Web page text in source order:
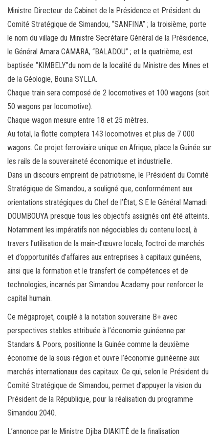
Ministre Directeur de Cabinet de la Présidence et Président du
Comité Stratégique de Simandou, “SANFINA” ; la troisième, porte
le nom du village du Ministre Secrétaire Général de la Présidence,
le Général Amara CAMARA, “BALADOU” ; et la quatrième, est
baptisée “KIMBELY”du nom de la localité du Ministre des Mines et
de la Géologie, Bouna SYLLA.
Chaque train sera composé de 2 locomotives et 100 wagons (soit
50 wagons par locomotive).
Chaque wagon mesure entre 18 et 25 mètres.
Au total, la flotte comptera 143 locomotives et plus de 7 000
wagons. Ce projet ferroviaire unique en Afrique, place la Guinée sur
les rails de la souveraineté économique et industrielle.
Dans un discours empreint de patriotisme, le Président du Comité
Stratégique de Simandou, a souligné que, conformément aux
orientations stratégiques du Chef de l’État, S.E le Général Mamadi
DOUMBOUYA presque tous les objectifs assignés ont été atteints.
Notamment les impératifs non négociables du contenu local, à
travers l’utilisation de la main-d’œuvre locale, l’octroi de marchés
et d’opportunités d’affaires aux entreprises à capitaux guinéens,
ainsi que la formation et le transfert de compétences et de
technologies, incarnés par Simandou Academy pour renforcer le
capital humain.
Ce mégaprojet, couplé à la notation souveraine B+ avec
perspectives stables attribuée à l’économie guinéenne par
Standars & Poors, positionne la Guinée comme la deuxième
économie de la sous-région et ouvre l’économie guinéenne aux
marchés internationaux des capitaux. Ce qui, selon le Président du
Comité Stratégique de Simandou, permet d’appuyer la vision du
Président de la République, pour la réalisation du programme
Simandou 2040.
L’annonce par le Ministre Djiba DIAKITÉ de la finalisation